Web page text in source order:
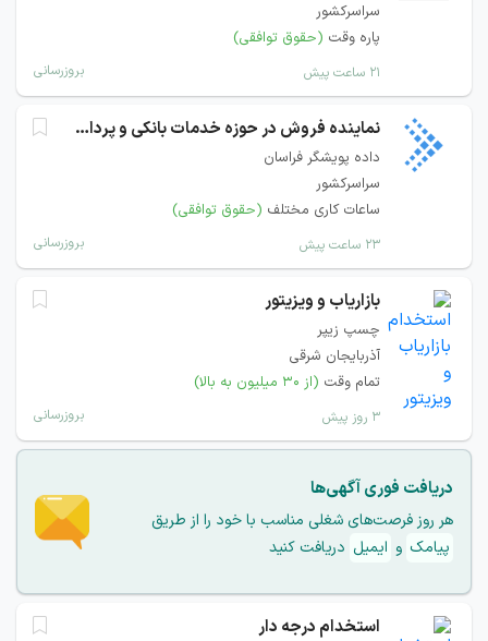
سراسرکشور
پاره وقت (حقوق توافقی)
۲۱ ساعت پیش بروزرسانی
نماینده فروش در حوزه خدمات بانکی و پرداخت
داده پویشگر فراسان
سراسرکشور
ساعات کاری مختلف (حقوق توافقی)
۲۳ ساعت پیش بروزرسانی
بازاریاب و ویزیتور
چسپ زیپر
آذربایجان شرقی
تمام وقت (از ۳۰ میلیون به بالا)
۳ روز پیش بروزرسانی
دریافت فوری آگهی‌ها
هر روز فرصت‌های شغلی مناسب با خود را از طریق
پیامک و ایمیل دریافت کنید
استخدام درجه دار